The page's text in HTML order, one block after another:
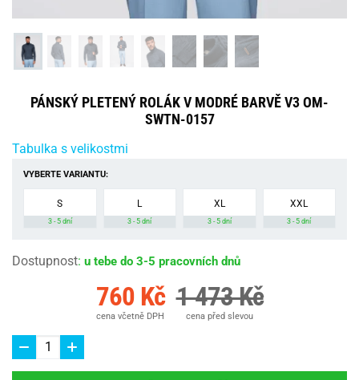
PÁNSKÝ PLETENÝ ROLÁK V MODRÉ BARVĚ V3 OM-
SWTN-0157
Tabulka s velikostmi
VYBERTE VARIANTU:
S
3 - 5 dní
L
3 - 5 dní
XL
3 - 5 dní
XXL
3 - 5 dní
Dostupnost: u tebe do 3-5 pracovních dnů
760 Kč
cena včetně DPH
1 473 Kč
cena před slevou